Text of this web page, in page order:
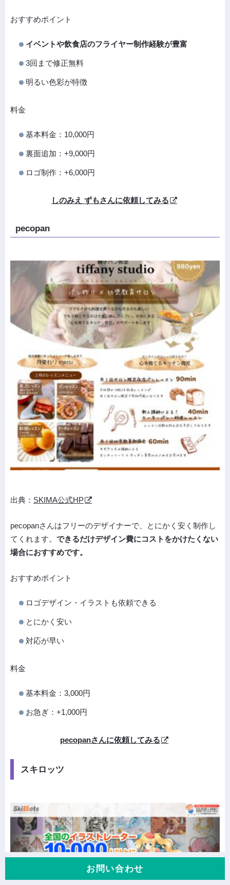
お問い合わせ
おすすめポイント
イベントや飲食店のフライヤー制作経験が豊富
3回まで修正無料
明るい色彩が特徴
料金
基本料金：10,000円
裏面追加：+9,000円
ロゴ制作：+6,000円
しのみえ ずもさんに依頼してみる
pecopan
出典： SKIMA公式HP
pecopanさんはフリーのデザイナーで、とにかく安く制作し
てくれます。 できるだけデザイン費にコストをかけたくない
場合におすすめです。
おすすめポイント
ロゴデザイン・イラストも依頼できる
とにかく安い
対応が早い
料金
基本料金：3,000円
お急ぎ：+1,000円
pecopanさんに依頼してみる
スキロッツ